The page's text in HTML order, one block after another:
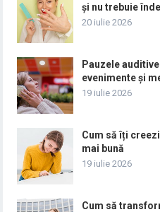
și nu trebuie
20 iulie 2026
Pauzele
evenimente și
19 iulie 2026
Cum să îți
mai bună
19 iulie 2026
Cum să